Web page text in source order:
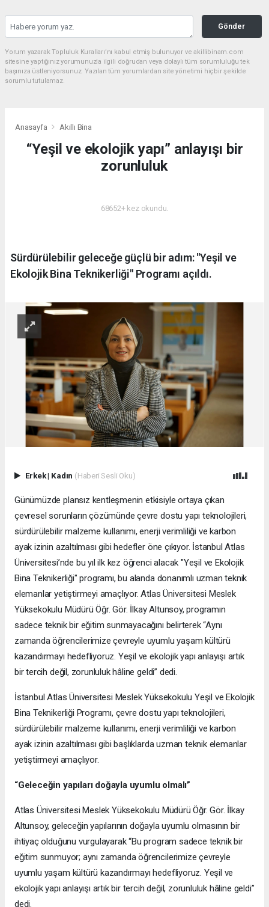
Gönder
Yorum yazarak Topluluk Kuralları’nı kabul etmiş bulunuyor ve akillibinam.com
sitesine yaptığınız yorumunuzla ilgili doğrudan veya dolaylı tüm sorumluluğu tek
başınıza üstleniyorsunuz. Yazılan tüm yorumlardan site yönetimi hiçbir şekilde
sorumlu tutulamaz.
Anasayfa Akıllı Bina
“Yeşil ve ekolojik yapı” anlayışı bir
zorunluluk
68652+ kez okundu.
Sürdürülebilir geleceğe güçlü bir adım: "Yeşil ve
Ekolojik Bina Teknikerliği" Programı açıldı.
Erkek| Kadın (Haberi Sesli Oku)
Günümüzde plansız kentleşmenin etkisiyle ortaya çıkan
çevresel sorunların çözümünde çevre dostu yapı teknolojileri,
sürdürülebilir malzeme kullanımı, enerji verimliliği ve karbon
ayak izinin azaltılması gibi hedefler öne çıkıyor. İstanbul Atlas
Üniversitesi’nde bu yıl ilk kez öğrenci alacak "Yeşil ve Ekolojik
Bina Teknikerliği" programı, bu alanda donanımlı uzman teknik
elemanlar yetiştirmeyi amaçlıyor. Atlas Üniversitesi Meslek
Yüksekokulu Müdürü Öğr. Gör. İlkay Altunsoy, programın
sadece teknik bir eğitim sunmayacağını belirterek “Aynı
zamanda öğrencilerimize çevreyle uyumlu yaşam kültürü
kazandırmayı hedefliyoruz. Yeşil ve ekolojik yapı anlayışı artık
bir tercih değil, zorunluluk hâline geldi” dedi.
İstanbul Atlas Üniversitesi Meslek Yüksekokulu Yeşil ve Ekolojik
Bina Teknikerliği Programı, çevre dostu yapı teknolojileri,
sürdürülebilir malzeme kullanımı, enerji verimliliği ve karbon
ayak izinin azaltılması gibi başlıklarda uzman teknik elemanlar
yetiştirmeyi amaçlıyor.
“Geleceğin yapıları doğayla uyumlu olmalı”
Atlas Üniversitesi Meslek Yüksekokulu Müdürü Öğr. Gör. İlkay
Altunsoy, geleceğin yapılarının doğayla uyumlu olmasının bir
ihtiyaç olduğunu vurgulayarak “Bu program sadece teknik bir
eğitim sunmuyor; aynı zamanda öğrencilerimize çevreyle
uyumlu yaşam kültürü kazandırmayı hedefliyoruz. Yeşil ve
ekolojik yapı anlayışı artık bir tercih değil, zorunluluk hâline geldi”
dedi.